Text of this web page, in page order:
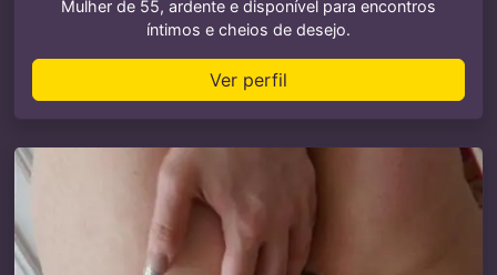
Mulher de 55, ardente e disponível para encontros
íntimos e cheios de desejo.
Ver perfil